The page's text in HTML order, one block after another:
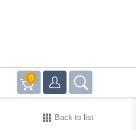
0
Back to list